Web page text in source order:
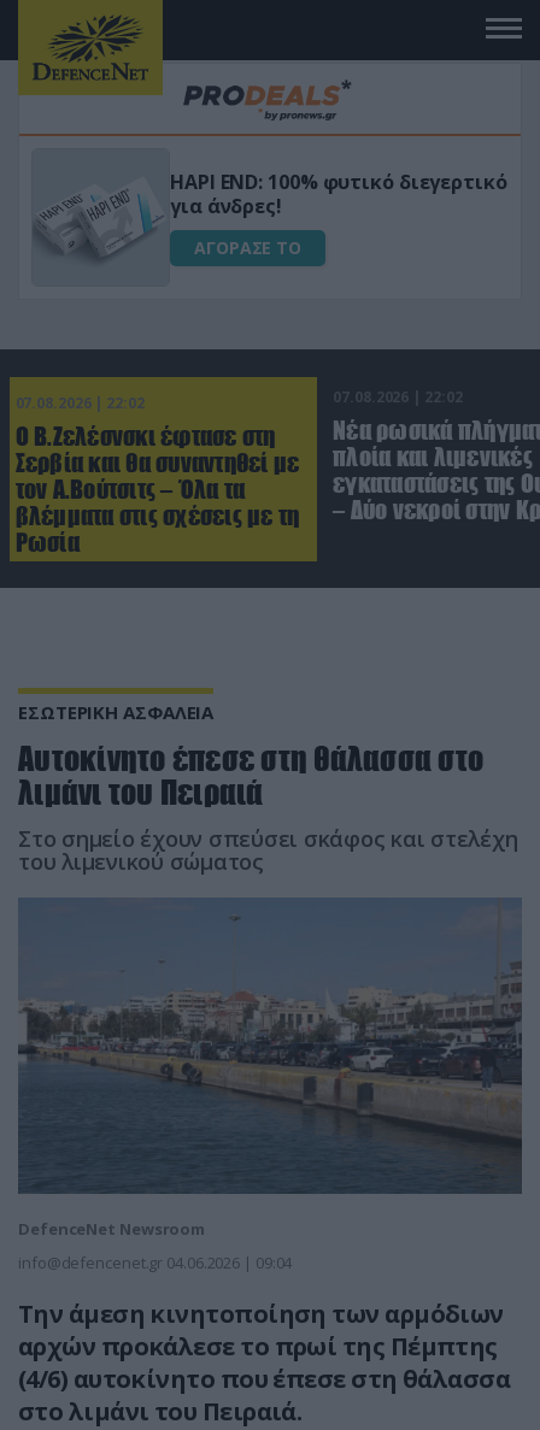
Μεταμόρφωσε τον κήπο σου με το
Ultra Box Μίνι Αλυσοπρίονο με
μπαταρία λιθίου
ΑΓΟΡΑΣΕ ΤΟ
07.08.2026 | 22:02
Ο Β.Ζελέσνσκι έφτασε στη
Σερβία και θα συναντηθεί με
τον Α.Βούτσιτς – Όλα τα
βλέμματα στις σχέσεις με τη
Ρωσία
07.08.2026 | 22:02
Νέα ρωσικά
πλοία και λιμενικές
εγκαταστάσεις της
– Δύο νεκροί στην
ΕΣΩΤΕΡΙΚΗ ΑΣΦΑΛΕΙΑ
Αυτοκίνητο έπεσε στη θάλασσα στο
λιμάνι του Πειραιά
Στο σημείο έχουν σπεύσει σκάφος και στελέχη
του λιμενικού σώματος
DefenceNet Newsroom
info@defencenet.gr 04.06.2026 | 09:04
Την άμεση κινητοποίηση των αρμόδιων
αρχών προκάλεσε το πρωί της Πέμπτης
(4/6) αυτοκίνητο που έπεσε στη θάλασσα
στο λιμάνι του Πειραιά.